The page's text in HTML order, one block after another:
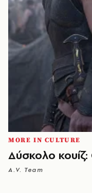
MORE IN CULTURE
Δύσκολο
A.V. Team